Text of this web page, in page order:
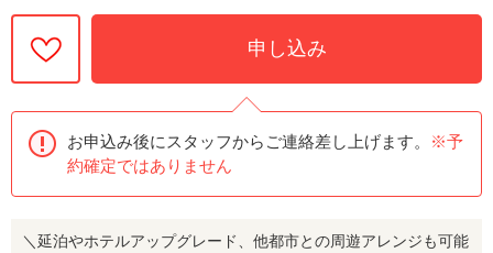
申し込み
お申込み後にスタッフからご連絡差し上げます。
※予
約確定ではありません
＼延泊やホテルアップグレード、他都市との周遊アレンジも可能